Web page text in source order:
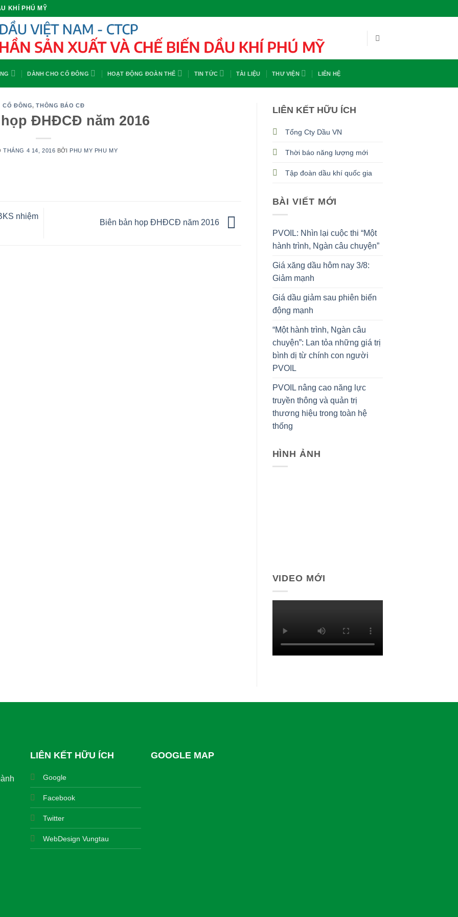
KHÍ PHÚ MỸ
DÀNH CHO CỔ ĐÔNG HOẠT ĐỘNG ĐOÀN THỂ TIN TỨC TÀI LIỆU THƯ VIỆN LIÊN HỆ
CỔ ĐÔNG,THÔNG BÁO CĐ
ĐHĐCĐ năm 2016
THÁNG 4 14, 2016 BỞI PHU MY PHU MY
nhiệm
Biên bản họp ĐHĐCĐ năm 2016
LIÊN KẾT HỮU ÍCH
Tổng Cty Dầu VN
Thời báo năng lượng mới
Tập đoàn dầu khí quốc gia
BÀI VIẾT MỚI
PVOIL: Nhìn lại cuộc thi “Một
hành trình, Ngàn câu chuyện”
Giá xăng dầu hôm nay 3/8:
Giảm mạnh
Giá dầu giảm sau phiên biến
động mạnh
“Một hành trình, Ngàn câu
chuyện”: Lan tỏa những giá trị
bình dị từ chính con người
PVOIL
PVOIL nâng cao năng lực
truyền thông và quản trị
thương hiệu trong toàn hệ
thống
HÌNH ẢNH
VIDEO MỚI
LIÊN KẾT HỮU ÍCH
Google
Facebook
Twitter
WebDesign Vungtau
GOOGLE MAP